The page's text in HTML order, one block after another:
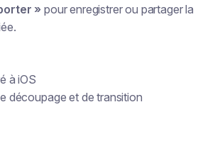
»pour enregistrer ou partager la
à iOS
découpage et de transition